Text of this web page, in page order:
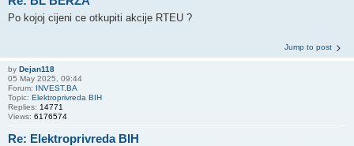
Po kojoj cijeni ce otkupiti akcije RTEU ?
Jump to post
by Dejan118
05 May 2025, 09:44
Forum: INVEST.BA
Topic: Elektroprivreda BIH
Replies: 14771
Views: 6176574
Re: Elektroprivreda BIH